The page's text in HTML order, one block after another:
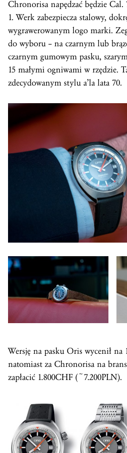
Chronorisa napędzać będzie Cal.
1. Werk zabezpiecza stalowy,
wygrawerowanym logo marki.
do wyboru – na czarnym lub
czarnym gumowym pasku,
15 małymi ogniwami w rzędzie.
zdecydowanym stylu a’la lata 70.
Wersję na pasku Oris wycenił
natomiast za Chronorisa na
zapłacić 1.800CHF (~7.200PLN).